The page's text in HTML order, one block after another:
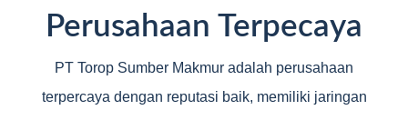
Perusahaan Terpecaya
PT Torop Sumber Makmur adalah perusahaan
terpercaya dengan reputasi baik, memiliki jaringan